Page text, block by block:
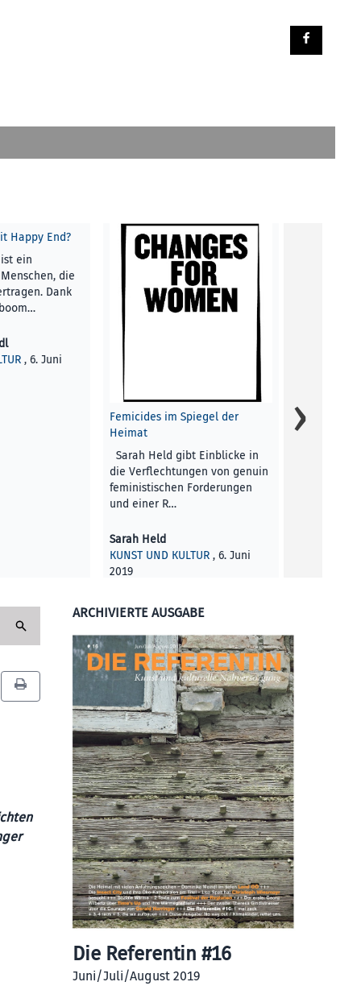
Happy End?
ein
die
Dank
, 6. Juni
Femicides im Spiegel der
Heimat
Sarah Held gibt Einblicke in
die Verflechtungen von genuin
feministischen Forderungen
und einer R…
Sarah Held
KUNST UND KULTUR , 6. Juni
2019
Kinder mit
ersten
ARCHIVIERTE AUSGABE
Die Referentin #16
Juni/Juli/August 2019